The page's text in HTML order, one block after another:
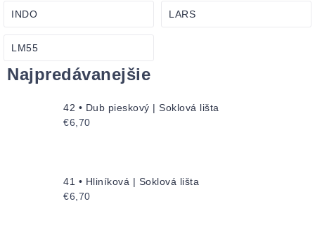
INDO LARS
LM55
Najpredávanejšie
42 • Dub pieskový | Soklová lišta
€6,70
41 • Hliníková | Soklová lišta
€6,70